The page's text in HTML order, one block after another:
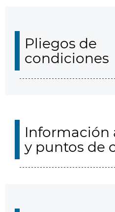
Pliegos de
condiciones
Información
y puntos de